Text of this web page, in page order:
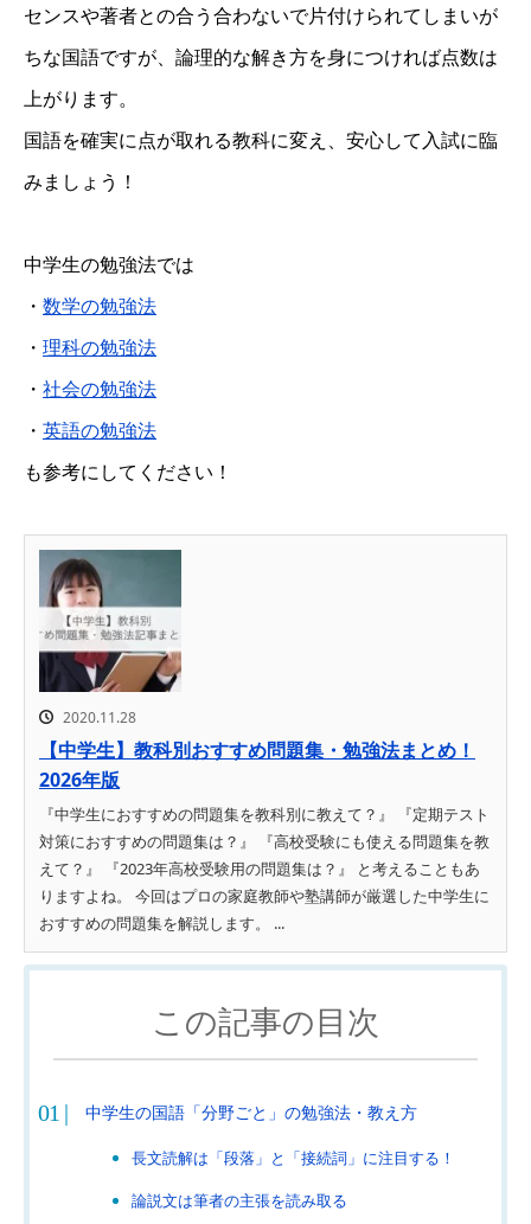
センスや著者との合う合わないで片付けられてしまいが
ちな国語ですが、論理的な解き方を身につければ点数は
上がります。
国語を確実に点が取れる教科に変え、安心して入試に臨
みましょう！
中学生の勉強法では
・ 数学の勉強法
・ 理科の勉強法
・ 社会の勉強法
・ 英語の勉強法
も参考にしてください！
2020.11.28
【中学生】教科別おすすめ問題集・勉強法まとめ！
2026年版
『中学生におすすめの問題集を教科別に教えて？』 『定期テスト
対策におすすめの問題集は？』 『高校受験にも使える問題集を教
えて？』 『2023年高校受験用の問題集は？』 と考えることもあ
りますよね。 今回はプロの家庭教師や塾講師が厳選した中学生に
おすすめの問題集を解説します。 ...
この記事の目次
中学生の国語「分野ごと」の勉強法・教え方
長文読解は「段落」と「接続詞」に注目する！
論説文は筆者の主張を読み取る